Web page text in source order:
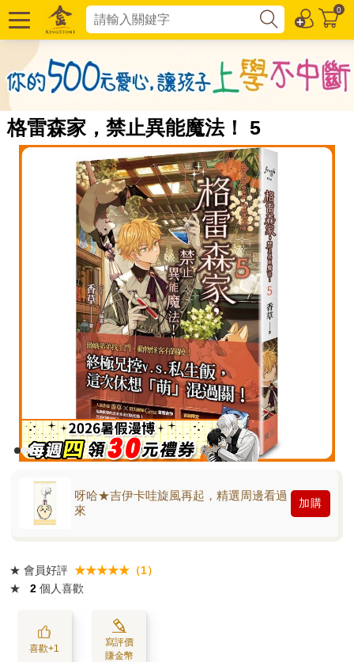
0
格雷森家，禁止異能魔法！ 5
呀哈★吉伊卡哇旋風再起，精選周邊看過
來
加購
★ 會員好評 ★★★★★（1）
★
2 個人喜歡
喜歡+1
寫評價
賺金幣